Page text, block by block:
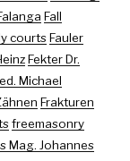
Fall
courtsFauler
Fekter Dr.
Michael
Frakturen
freemasonry
Mag. Johannes